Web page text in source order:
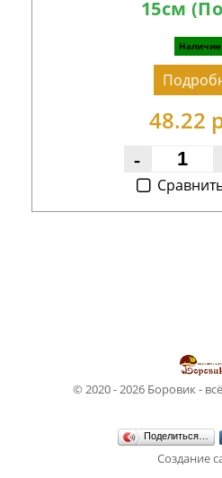
15см
Наличие
48.22
-
© 2020 - 2026 Боровик -
Поделиться…
Создание